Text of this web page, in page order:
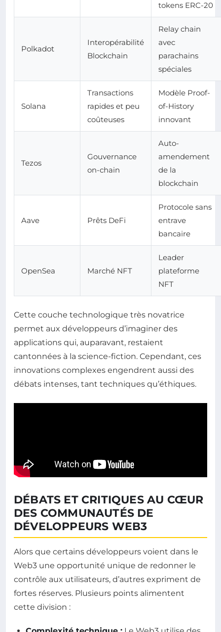
tokens ERC-20
Polkadot
Interopérabilité
Blockchain
Relay chain
avec
parachains
spéciales
Solana
Transactions
rapides et peu
coûteuses
Modèle Proof-
of-History
innovant
Tezos
Gouvernance
on-chain
Auto-
amendement
de la
blockchain
Aave Prêts DeFi
Protocole sans
entrave
bancaire
OpenSea Marché NFT
Leader
plateforme
NFT
Cette couche technologique très novatrice
permet aux développeurs d’imaginer des
applications qui, auparavant, restaient
cantonnées à la science-fiction. Cependant, ces
innovations complexes engendrent aussi des
débats intenses, tant techniques qu’éthiques.
DÉBATS ET CRITIQUES AU CŒUR
DES COMMUNAUTÉS DE
DÉVELOPPEURS WEB3
Alors que certains développeurs voient dans le
Web3 une opportunité unique de redonner le
contrôle aux utilisateurs, d’autres expriment de
fortes réserves. Plusieurs points alimentent
cette division :